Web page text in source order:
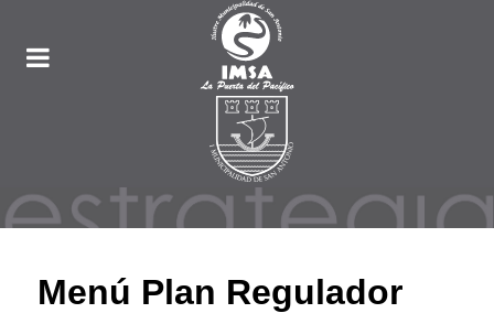
Menú Plan Regulador